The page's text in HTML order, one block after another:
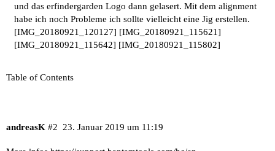
und das erfindergarden Logo dann gelasert. Mit dem alignment
habe ich noch Probleme ich sollte vielleicht eine Jig erstellen.
[IMG_20180921_120127] [IMG_20180921_115621]
[IMG_20180921_115642] [IMG_20180921_115802]
Table of Contents
andreasK 23. Januar 2019 um 11:19
#2